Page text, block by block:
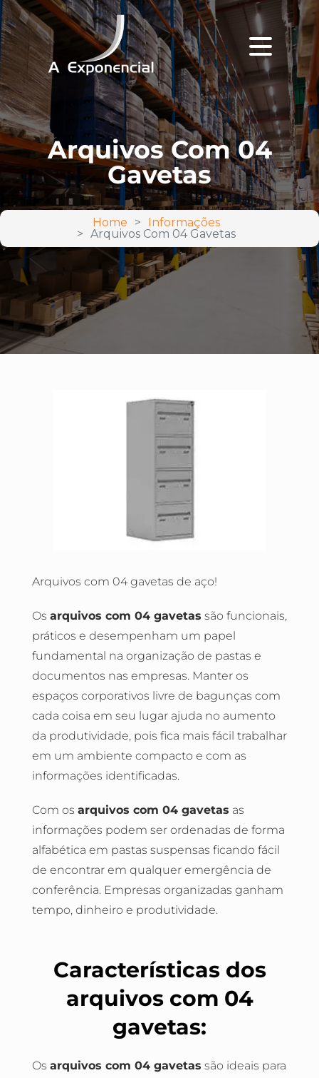
Arquivos Com 04
Gavetas
Home
Informações
Arquivos Com 04 Gavetas
Arquivos com 04 gavetas de aço!
Os arquivos com 04 gavetas são funcionais,
práticos e desempenham um papel
fundamental na organização de pastas e
documentos nas empresas. Manter os
espaços corporativos livre de bagunças com
cada coisa em seu lugar ajuda no aumento
da produtividade, pois fica mais fácil trabalhar
em um ambiente compacto e com as
informações identificadas.
Com os arquivos com 04 gavetas as
informações podem ser ordenadas de forma
alfabética em pastas suspensas ficando fácil
de encontrar em qualquer emergência de
conferência. Empresas organizadas ganham
tempo, dinheiro e produtividade.
Características dos
arquivos com 04
gavetas:
Os arquivos com 04 gavetas são ideais para